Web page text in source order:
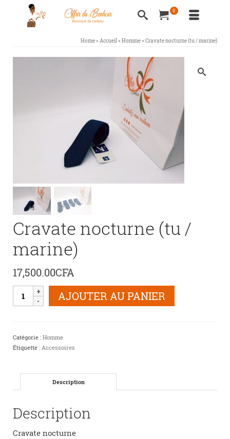
0
Home» Accueil» Homme» Cravate nocturne (tu / marine)
Cravate nocturne (tu /
marine)
17,500.00CFA
quantité
/
marine)
AJOUTER AU PANIER
Catégorie : Homme
Étiquette : Accessoires
Description
Description
Cravate nocturne